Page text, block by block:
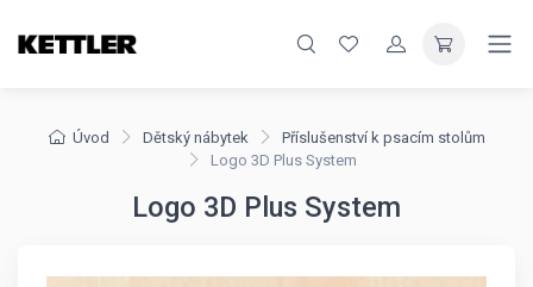
Úvod Dětský nábytek
Příslušenství k psacím stolům
Logo 3D Plus System
Logo 3D Plus System